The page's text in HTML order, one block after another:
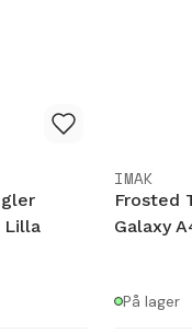
Lilla
IMAK
Frosted
Galaxy
På lager